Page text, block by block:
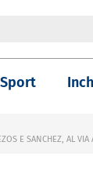
Sport
E SANCHEZ, AL VIA